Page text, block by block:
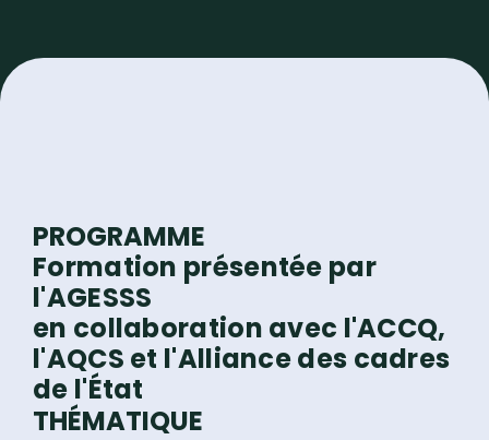
PROGRAMME
Formation présentée par
l'AGESSS
en collaboration avec l'ACCQ,
l'AQCS et l'Alliance des cadres
de l'État
THÉMATIQUE